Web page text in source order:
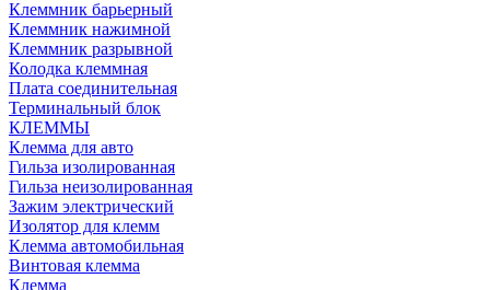
Клеммник барьерный
Клеммник нажимной
Клеммник разрывной
Колодка клеммная
Плата соединительная
Терминальный блок
КЛЕММЫ
Клемма для авто
Гильза изолированная
Гильза неизолированная
Зажим электрический
Изолятор для клемм
Клемма автомобильная
Винтовая клемма
Клемма